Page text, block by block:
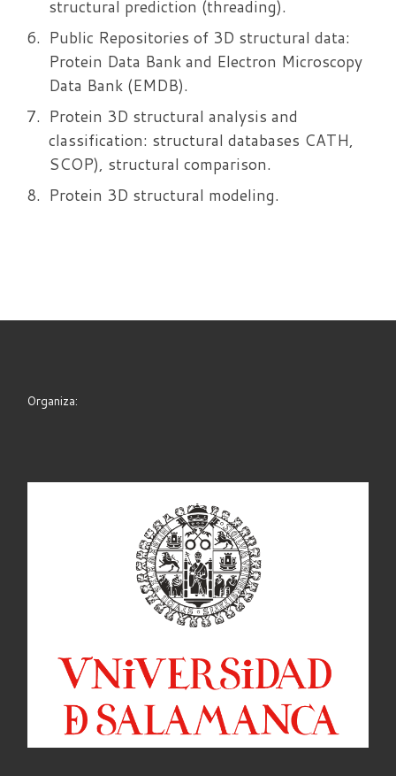
structural prediction (threading).
Public Repositories of 3D structural data:
Protein Data Bank and Electron Microscopy
Data Bank (EMDB).
Protein 3D structural analysis and
classification: structural databases CATH,
SCOP), structural comparison.
Protein 3D structural modeling.
Organiza: